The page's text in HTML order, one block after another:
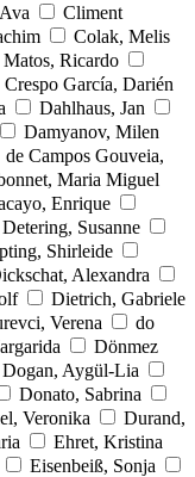
Climent
Colak, Melis
Matos, Ricardo
Crespo García, Darién
Dahlhaus, Jan
Damyanov, Milen
de Campos Gouveia,
Maria Miguel
Enrique
Detering, Susanne
Shirleide
Alexandra
Dietrich, Gabriele
Verena
do
Dönmez
Dogan, Aygül-Lia
Donato, Sabrina
Veronika
Durand,
Ehret, Kristina
Eisenbeiß, Sonja